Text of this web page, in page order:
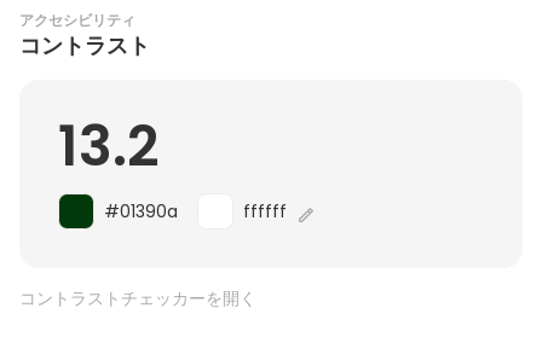
アクセシビリティ
コントラスト
13.2
#01390a ffffff
コントラストチェッカーを開く